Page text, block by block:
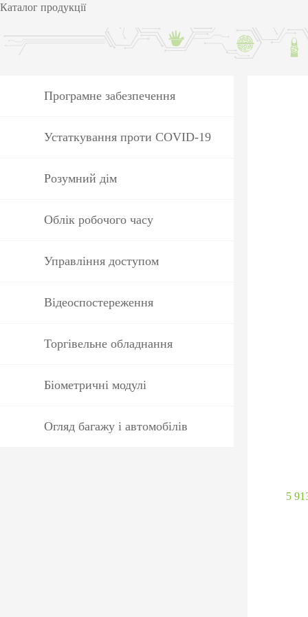
Антикражне
Каталог продукції
Програмне забезпечення
Устаткування проти COVID-19
Розумний дім
Облік робочого часу
Управління доступом
Відеоспостереження
Торгівельне обладнання
Біометричні модулі
Огляд багажу і автомобілів
5